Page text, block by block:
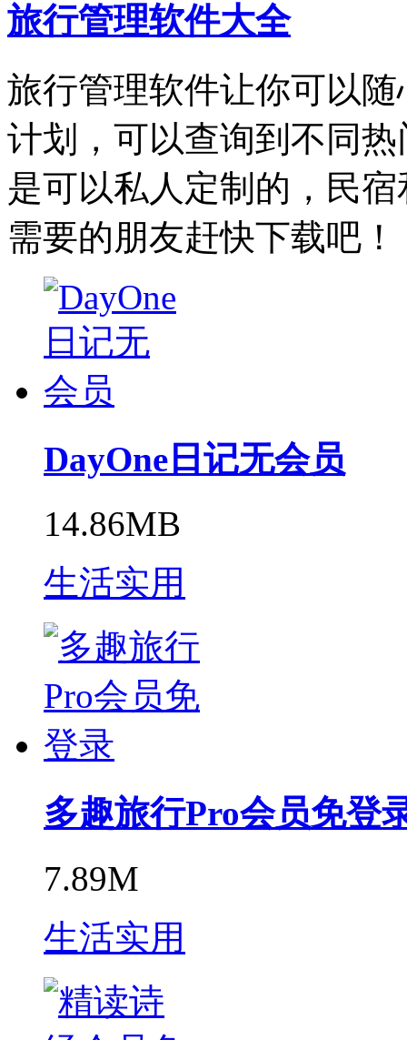
旅行管理软件大全
旅行管理软件让你可以
计划，可以查询到不同
是可以私人定制的，民
需要的朋友赶快下载吧！
DayOne日记无会员
14.86MB
生活实用
多趣旅行Pro会员免登
7.89M
生活实用